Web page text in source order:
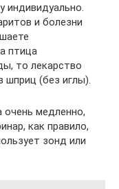
индивидуально.
и болезни
птица
то лекарство
шприц (без иглы).
очень медленно,
как правило,
зонд или